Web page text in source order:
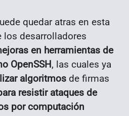
quedar atras en esta
los desarrolladores
en herramientas de
OpenSSH, las cuales ya
algoritmos de firmas
resistir ataques de
por computación